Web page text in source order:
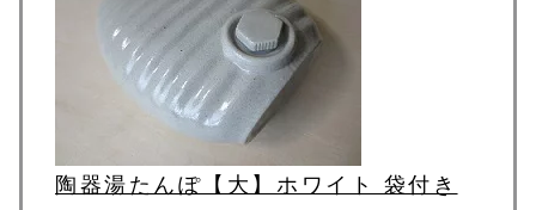
陶器湯たんぽ【大】ホワイト 袋付き